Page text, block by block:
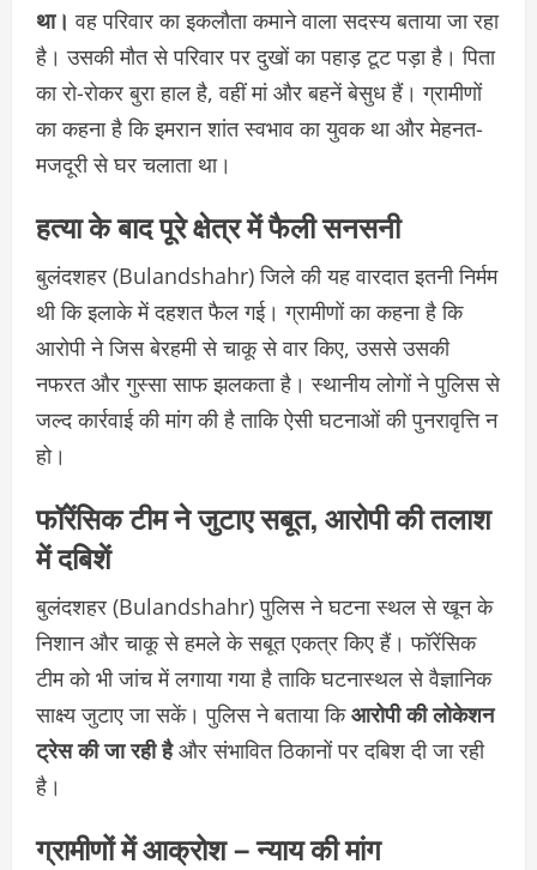
था। वह परिवार का इकलौता कमाने वाला सदस्य बताया जा रहा
है। उसकी मौत से परिवार पर दुखों का पहाड़ टूट पड़ा है। पिता
का रो-रोकर बुरा हाल है, वहीं मां और बहनें बेसुध हैं। ग्रामीणों
का कहना है कि इमरान शांत स्वभाव का युवक था और मेहनत-
मजदूरी से घर चलाता था।
हत्या के बाद पूरे क्षेत्र में फैली सनसनी
बुलंदशहर (Bulandshahr) जिले की यह वारदात इतनी निर्मम
थी कि इलाके में दहशत फैल गई। ग्रामीणों का कहना है कि
आरोपी ने जिस बेरहमी से चाकू से वार किए, उससे उसकी
नफरत और गुस्सा साफ झलकता है। स्थानीय लोगों ने पुलिस से
जल्द कार्रवाई की मांग की है ताकि ऐसी घटनाओं की पुनरावृत्ति न
हो।
फॉरेंसिक टीम ने जुटाए सबूत, आरोपी की तलाश
में दबिशें
बुलंदशहर (Bulandshahr) पुलिस ने घटना स्थल से खून के
निशान और चाकू से हमले के सबूत एकत्र किए हैं। फॉरेंसिक
टीम को भी जांच में लगाया गया है ताकि घटनास्थल से वैज्ञानिक
साक्ष्य जुटाए जा सकें। पुलिस ने बताया किआरोपी की लोकेशन
ट्रेस की जा रही हैऔर संभावित ठिकानों पर दबिश दी जा रही
है।
ग्रामीणों में आक्रोश – न्याय की मांग